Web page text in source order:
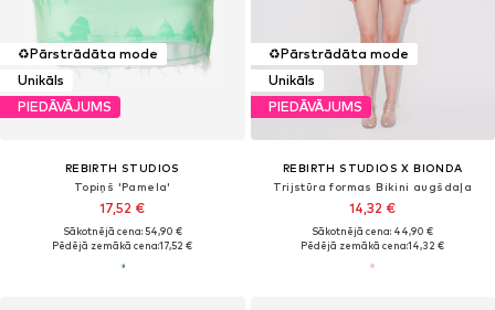
♻️Pārstrādāta mode
Unikāls
PIEDĀVĀJUMS
REBIRTH STUDIOS
Topiņš 'Pamela'
17,52 €
Sākotnējā cena: 54,90 €
Pēdējā zemākā cena:17,52 €
♻️Pārstrādāta mode
Unikāls
PIEDĀVĀJUMS
REBIRTH STUDIOS X BIONDA
Trijstūra formas Bikini augšdaļa
14,32 €
Sākotnējā cena: 44,90 €
Pēdējā zemākā cena:14,32 €